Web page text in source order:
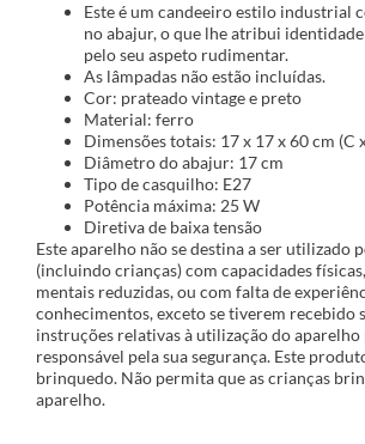
Este é um candeeiro estilo industrial
no abajur, o que lhe atribui
pelo seu aspeto rudimentar.
As lâmpadas não estão incluídas.
Cor: prateado vintage e preto
Material: ferro
Dimensões totais: 17 x 17 x 60 cm (C
Diâmetro do abajur: 17 cm
Tipo de casquilho: E27
Potência máxima: 25 W
Diretiva de baixa tensão
Este aparelho não se destina a ser utilizado
(incluindo crianças) com capacidades
mentais reduzidas, ou com falta de
conhecimentos, exceto se tiverem recebido
instruções relativas à utilização do aparelho
responsável pela sua segurança. Este
brinquedo. Não permita que as crianças
aparelho.